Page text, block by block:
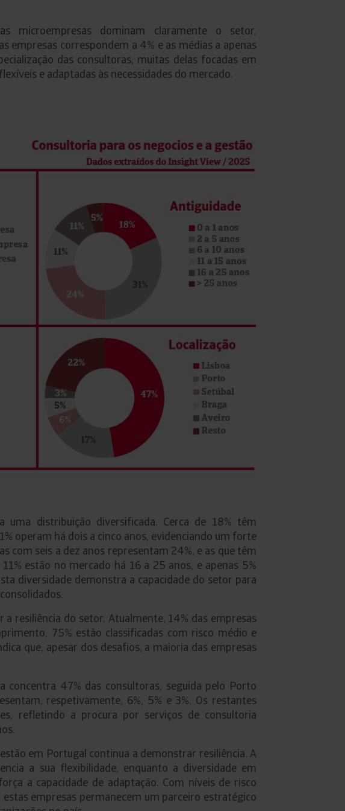
microempresas dominam claramente o setor,
empresas correspondem a 4% e as médias a apenas
das consultoras, muitas delas focadas em
e adaptadas às necessidades do mercado.
uma distribuição diversificada. Cerca de 18% têm
operam há dois a cinco anos, evidenciando um forte
com seis a dez anos representam 24%, e as que têm
estão no mercado há 16 a 25 anos, e apenas 5%
diversidade demonstra a capacidade do setor para
a resiliência do setor. Atualmente, 14% das empresas
75% estão classificadas com risco médio e
que, apesar dos desafios, a maioria das empresas
concentra 47% das consultoras, seguida pelo Porto
respetivamente, 6%, 5% e 3%. Os restantes
refletindo a procura por serviços de consultoria
em Portugal continua a demonstrar resiliência. A
a sua flexibilidade, enquanto a diversidade em
a capacidade de adaptação. Com níveis de risco
empresas permanecem um parceiro estratégico